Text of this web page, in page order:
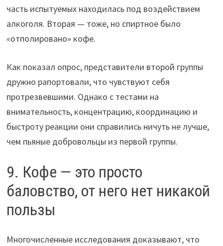
часть испытуемых находилась под воздействием
алкоголя. Вторая — тоже, но спиртное было
«отполировано» кофе.
Как показал опрос, представители второй группы
дружно рапортовали, что чувствуют себя
протрезвевшими. Однако с тестами на
внимательность, концентрацию, координацию и
быстроту реакции они справились ничуть не лучше,
чем пьяные добровольцы из первой группы.
9. Кофе — это просто
баловство, от него нет никакой
пользы
Многочисленные исследования доказывают, что